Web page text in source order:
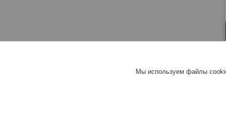
Мы используем файлы